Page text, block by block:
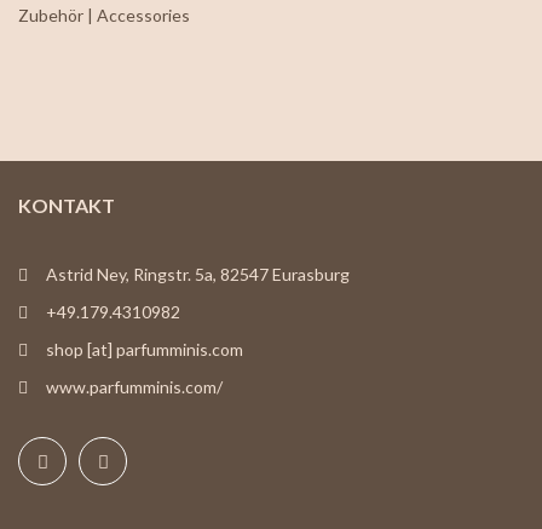
Zubehör | Accessories
KONTAKT
Astrid Ney, Ringstr. 5a, 82547 Eurasburg
+49.179.4310982
shop [at] parfumminis.com
www.parfumminis.com/